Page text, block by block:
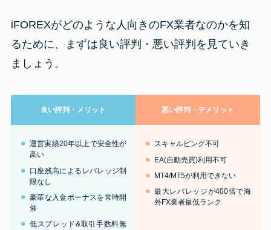
iFOREXがどのような人向きのFX業者なのかを知
るために、まずは良い評判・悪い評判を見ていき
ましょう。
良い評判・メリット 悪い評判・デメリット
運営実績20年以上で安全性が
高い
口座残高によるレバレッジ制
限なし
豪華な入金ボーナスを常時開
催
低スプレッド&取引手数料無
スキャルピング不可
EA(自動売買)利用不可
MT4/MT5が利用できない
最大レバレッジが400倍で海
外FX業者最低ランク